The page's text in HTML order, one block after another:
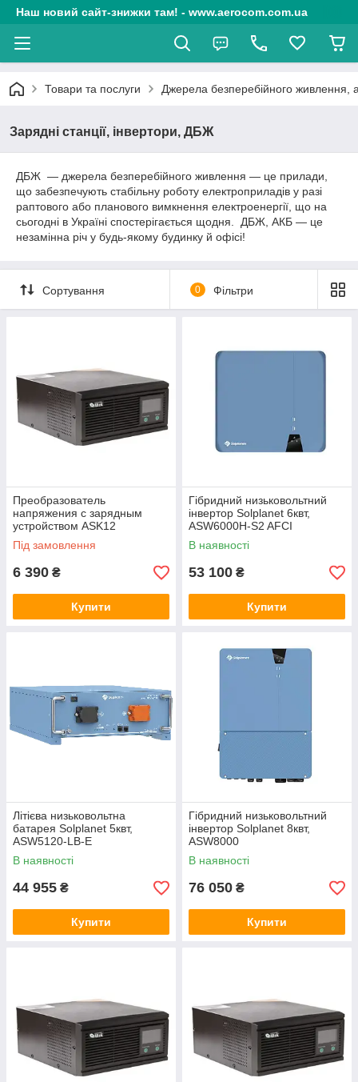
Наш новий сайт-знижки там! - www.aerocom.com.ua
Товари та послуги Джерела безперебійного живлення,
Зарядні станції, інвертори, ДБЖ
ДБЖ — джерела безперебійного живлення — це прилади,
що забезпечують стабільну роботу електроприладів у разі
раптового або планового вимкнення електроенергії, що на
сьогодні в Україні спостерігається щодня. ДБЖ, АКБ — це
незамінна річ у будь-якому будинку й офісі!
Сортування 0 Фільтри
Преобразователь
напряжения с зарядным
устройством ASK12
800VA/640W DC12V
Під замовлення
6 390 ₴
Купити
Гібридний низьковольтний
інвертор Solplanet 6квт,
ASW6000H-S2 AFCI
В наявності
53 100 ₴
Купити
Літієва низьковольтна
батарея Solplanet 5квт,
ASW5120-LB-E
В наявності
44 955 ₴
Купити
Гібридний низьковольтний
інвертор Solplanet 8квт,
ASW8000
В наявності
76 050 ₴
Купити